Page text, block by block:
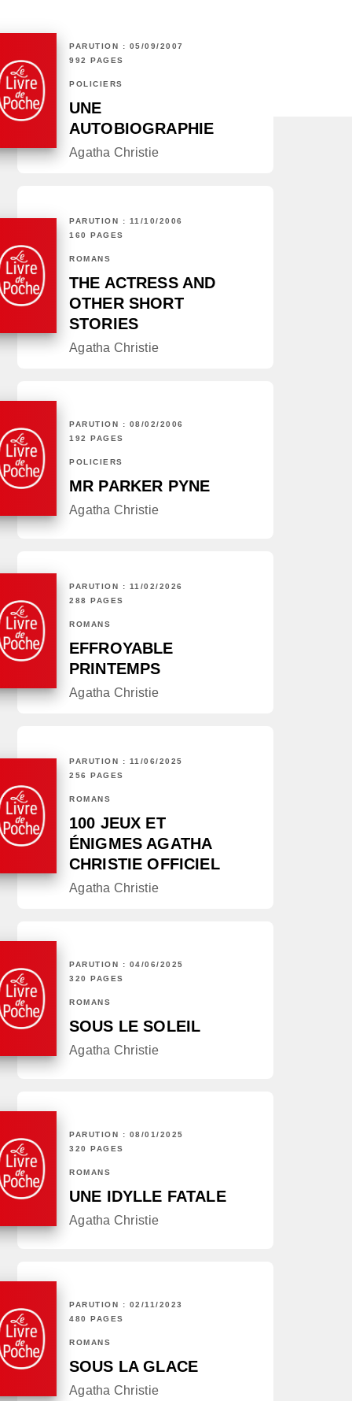
PARUTION : 05/09/2007
992 PAGES
POLICIERS
UNE
AUTOBIOGRAPHIE
Agatha Christie
PARUTION : 11/10/2006
160 PAGES
ROMANS
THE ACTRESS AND
OTHER SHORT
STORIES
Agatha Christie
PARUTION : 08/02/2006
192 PAGES
POLICIERS
MR PARKER PYNE
Agatha Christie
PARUTION : 11/02/2026
288 PAGES
ROMANS
EFFROYABLE
PRINTEMPS
Agatha Christie
PARUTION : 11/06/2025
256 PAGES
ROMANS
100 JEUX ET
ÉNIGMES AGATHA
CHRISTIE OFFICIEL
Agatha Christie
PARUTION : 04/06/2025
320 PAGES
ROMANS
SOUS LE SOLEIL
Agatha Christie
PARUTION : 08/01/2025
320 PAGES
ROMANS
UNE IDYLLE FATALE
Agatha Christie
PARUTION : 02/11/2023
480 PAGES
ROMANS
SOUS LA GLACE
Agatha Christie